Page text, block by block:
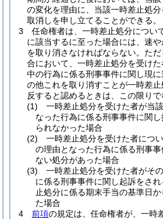
の変化を理由に、当該一時差止処
取消しを申し立てることができる。
3
任命権者は、一時差止処分につい
に該当するに至った場合には、速
を取り消さなければならない。 ただ
合において、一時差止処分を受け
中の行為に係る刑事事件に関し現
の他これを取り消すことが一時差
反すると認めるときは、この限りで
(1)
一時差止処分を受けた者が当
なった行為に係る刑事事件に関
られなかった場合
(2)
一時差止処分を受けた者につ
の理由となった行為に係る刑事
ない処分があった場合
(3)
一時差止処分を受けた者がそ
に係る刑事事件に関し起訴をさ
止処分に係る期末手当の基準日
た場合
4
前項の規定は、任命権者が、一時